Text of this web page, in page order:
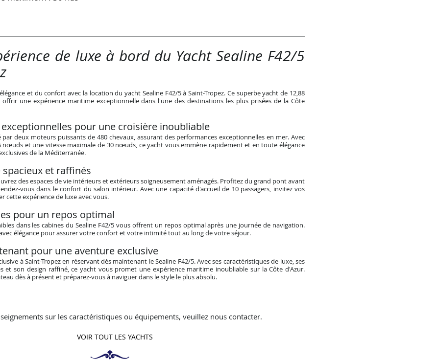
de luxe à bord du Yacht Sealine F42/5
et du confort avec la location du yacht Sealine F42/5 à Saint-Tropez. Ce superbe yacht de 12,88
une expérience maritime exceptionnelle dans l'une des destinations les plus prisées de la Côte
pour une croisière inoubliable
par deux moteurs puissants de 480 chevaux, assurant des performances exceptionnelles en mer. Avec
nœuds et une vitesse maximale de 30 nœuds, ce yacht vous emmène rapidement et en toute élégance
de la Méditerranée.
spacieux et raffinés
des espaces de vie intérieurs et extérieurs soigneusement aménagés. Profitez du grand pont avant
vous dans le confort du salon intérieur. Avec une capacité d'accueil de 10 passagers, invitez vos
cette expérience de luxe avec vous.
pour un repos optimal
dans les cabines du Sealine F42/5 vous offrent un repos optimal après une journée de navigation.
élégance pour assurer votre confort et votre intimité tout au long de votre séjour.
pour une aventure exclusive
à Saint-Tropez en réservant dès maintenant le Sealine F42/5. Avec ses caractéristiques de luxe, ses
et son design raffiné, ce yacht vous promet une expérience maritime inoubliable sur la Côte d'Azur.
dès à présent et préparez-vous à naviguer dans le style le plus absolu.
sur les caractéristiques ou équipements, veuillez nous contacter.
VOIR TOUT LES YACHTS